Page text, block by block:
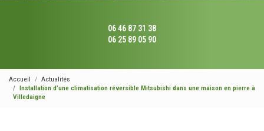
06 46 87 31 38
06 25 89 05 90
Accueil
Actualités
Installation d’une climatisation réversible Mitsubishi dans une maison en pierre à
Villedaigne